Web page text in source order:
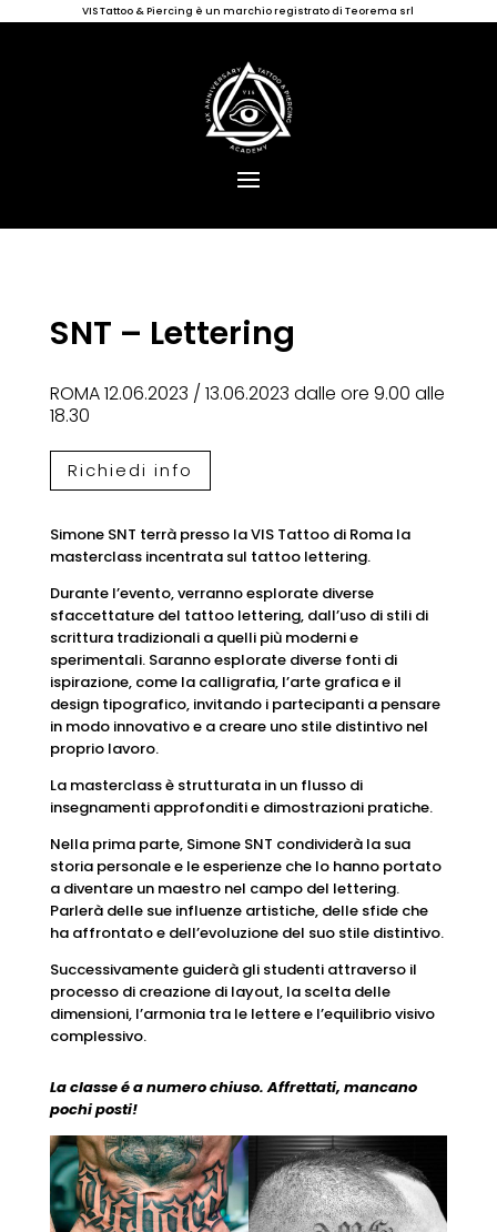
VIS Tattoo & Piercing è un marchio registrato di Teorema srl
SNT – Lettering
ROMA 12.06.2023 / 13.06.2023 dalle ore 9.00 alle
18.30
Richiedi info
Simone SNT terrà presso la VIS Tattoo di Roma la
masterclass incentrata sul tattoo lettering.
Durante l’evento, verranno esplorate diverse
sfaccettature del tattoo lettering, dall’uso di stili di
scrittura tradizionali a quelli più moderni e
sperimentali. Saranno esplorate diverse fonti di
ispirazione, come la calligrafia, l’arte grafica e il
design tipografico, invitando i partecipanti a pensare
in modo innovativo e a creare uno stile distintivo nel
proprio lavoro.
La masterclass è strutturata in un flusso di
insegnamenti approfonditi e dimostrazioni pratiche.
Nella prima parte, Simone SNT condividerà la sua
storia personale e le esperienze che lo hanno portato
a diventare un maestro nel campo del lettering.
Parlerà delle sue influenze artistiche, delle sfide che
ha affrontato e dell’evoluzione del suo stile distintivo.
Successivamente guiderà gli studenti attraverso il
processo di creazione di layout, la scelta delle
dimensioni, l’armonia tra le lettere e l’equilibrio visivo
complessivo.
La classe é a numero chiuso.Affrettati, mancano
pochi posti!